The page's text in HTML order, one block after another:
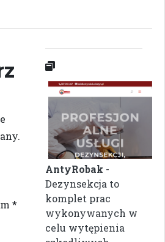
*
AntyRobak -
Dezynsekcja to
komplet prac
wykonywanych w
celu wytępienia